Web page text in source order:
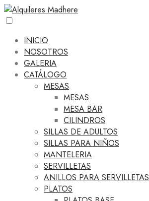
INICIO
NOSOTROS
GALERIA
CATÁLOGO
MESAS
MESAS
MESA BAR
CILINDROS
SILLAS DE ADULTOS
SILLAS PARA NIÑOS
MANTELERIA
SERVILLETAS
ANILLOS PARA SERVILLETAS
PLATOS